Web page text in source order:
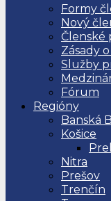
Formy
Nový
Členské
Zásady
Služby
Fórum
Regióny
Banská
Košice
Nitra
Prešov
Trenčín